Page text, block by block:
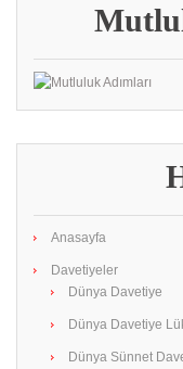
Anasayfa
Davetiyeler
Dünya Davetiye
Dünya Davetiye
Dünya Sünnet